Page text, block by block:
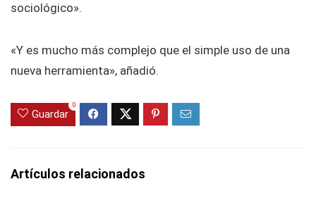
sociológico».
«Y es mucho más complejo que el simple uso de una
nueva herramienta», añadió.
Guardar
0
Artículos relacionados